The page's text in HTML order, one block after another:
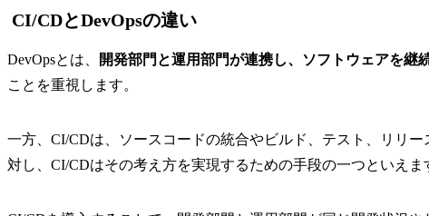
CI/CDとDevOpsの違い
DevOpsとは、 開発部門と運用部門が連携し、ソフトウェアを継
ことを重視します。
一方、CI/CDは、ソースコードの統合やビルド、テスト、リリ
対し、CI/CDはその考え方を実現するための手段の一つといえま